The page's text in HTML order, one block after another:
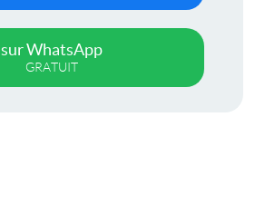
sur WhatsApp
GRATUIT